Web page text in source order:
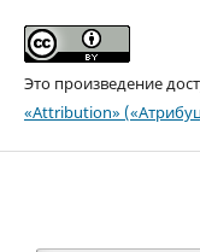
Это произведение
«Attribution»